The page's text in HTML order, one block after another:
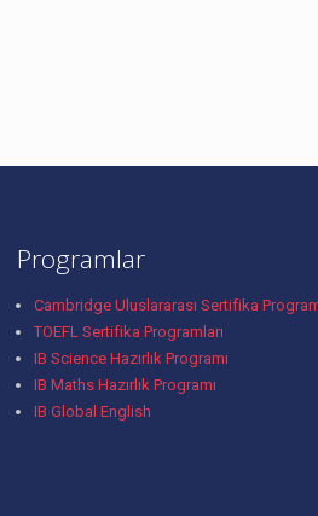
Programlar
Cambridge Uluslararası Sertifika
TOEFL Sertifika Programları
IB Science Hazırlık Programı
IB Maths Hazırlık Programı
IB Global English